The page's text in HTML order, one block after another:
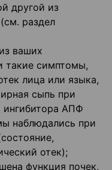
другой из
раздел
ваших
такие симптомы,
лица или языка,
сыпь при
АПФ
наблюдались при
отек);
функция почек,